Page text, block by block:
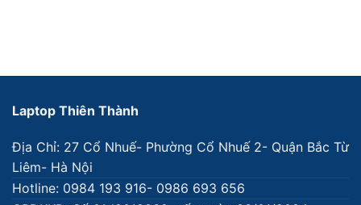
Laptop Thiên Thành
Địa Chỉ: 27 Cổ Nhuế- Phường Cổ Nhuế 2- Quận Bắc Từ
Liêm- Hà Nội
Hotline: 0984 193 916- 0986 693 656